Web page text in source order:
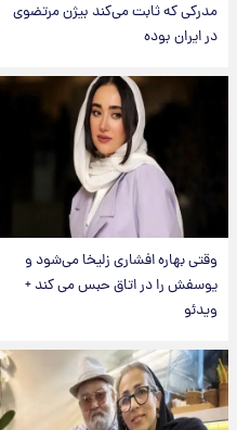
مدرکی که ثابت می‌کند بیژن مرتضوی
در ایران بوده
وقتی بهاره افشاری زلیخا می‌شود و
یوسفش را در اتاق حبس می کند +
ویدئو